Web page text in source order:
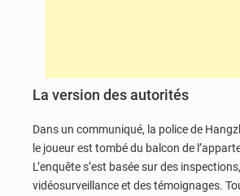
La version des autorités
Dans un communiqué, la police de
le joueur est tombé du balcon de
L’enquête s’est basée sur des
vidéosurveillance et des témoignages.